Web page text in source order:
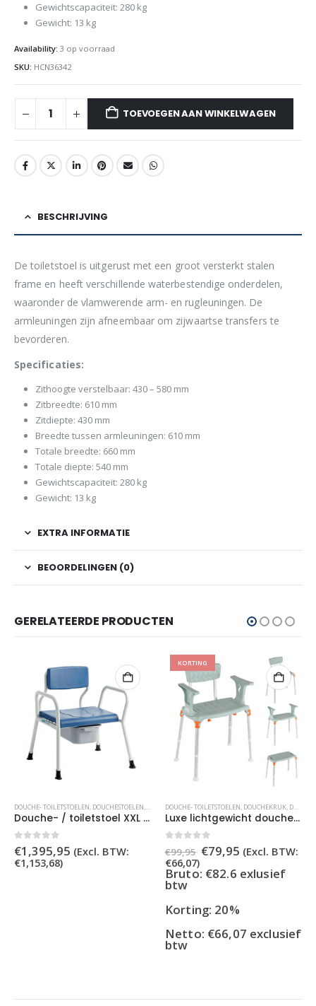
Gewichtscapaciteit: 280 kg
Gewicht: 13 kg
Availability: 3 op voorraad
SKU: HCN36342
TOEVOEGEN AAN WINKELWAGEN
BESCHRIJVING
De toiletstoel is uitgerust met een groot versterkt stalen
frame en heeft verschillende waterbestendige onderdelen,
waaronder de vlamwerende arm- en rugleuningen. De
armleuningen zijn afneembaar om zijwaartse transfers te
bevorderen.
Specificaties:
Zithoogte verstelbaar: 430 – 580 mm
Zitbreedte: 610 mm
Zitdiepte: 430 mm
Breedte tussen armleuningen: 610 mm
Totale breedte: 660 mm
Totale diepte: 540 mm
Gewichtscapaciteit: 280 kg
Gewicht: 13 kg
EXTRA INFORMATIE
BEOORDELINGEN (0)
GERELATEERDE PRODUCTEN
DOUCHE- TOILETSTOELEN, DOUCHESTOELEN, DOUCHESTOELEN EXTRA BREED, TOILETSTOELEN ,
Douche- / toiletstoel XXL 71 cm incl. emmer
0out of 5
€1,395,95 (Excl. BTW:
€1,153,68)
KORTING
DOUCHE- TOILETSTOELEN, DOUCHEKRUK, DOUCHESTOELEN
Luxe lichtgewicht douchestoel met afneembare armleuning & rugleuning – Groen
out of 5
€99,95 Oorspronkelijke
prijs
was:
€79,95Huidige
prijs
is:
(Excl. BTW:
€66,07)
Bruto: €82.6 exlusief
btw
Korting: 20%
Netto: €66,07 exclusief
btw